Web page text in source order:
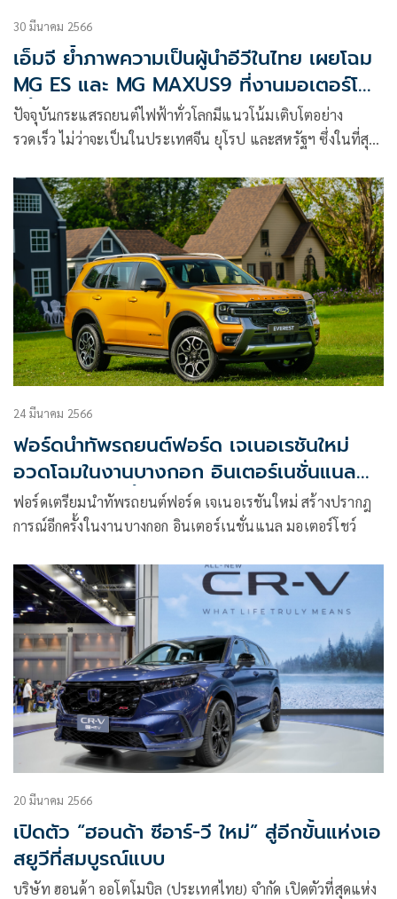
30 มีนาคม 2566
เอ็มจี ย้ำภาพความเป็นผู้นำอีวีในไทย เผยโฉม
MG ES และ MG MAXUS9 ที่งานมอเตอร์โชว์
ครั้งที่ 44
ปัจจุบันกระแสรถยนต์ไฟฟ้าทั่วโลกมีแนวโน้มเติบโตอย่าง
รวดเร็ว ไม่ว่าจะเป็นในประเทศจีน ยุโรป และสหรัฐฯ ซึ่งในที่สุด
24 มีนาคม 2566
ฟอร์ดนำทัพรถยนต์ฟอร์ด เจเนอเรชันใหม่
อวดโฉมในงานบางกอก อินเตอร์เนชั่นแนล
มอเตอร์โชว์ ครั้งที่ 44
ฟอร์ดเตรียมนำทัพรถยนต์ฟอร์ด เจเนอเรชันใหม่ สร้างปรากฎ
การณ์อีกครั้งในงานบางกอก อินเตอร์เนชั่นแนล มอเตอร์โชว์
20 มีนาคม 2566
เปิดตัว “ฮอนด้า ซีอาร์-วี ใหม่” สู่อีกขั้นแห่งเอ
สยูวีที่สมบูรณ์แบบ
บริษัท ฮอนด้า ออโตโมบิล (ประเทศไทย) จำกัด เปิดตัวที่สุดแห่ง